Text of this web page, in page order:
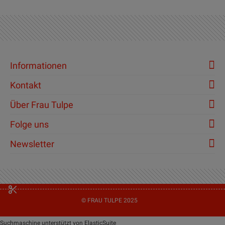
Informationen
Kontakt
Über Frau Tulpe
Folge uns
Newsletter
© FRAU TULPE 2025
Suchmaschine unterstützt von ElasticSuite